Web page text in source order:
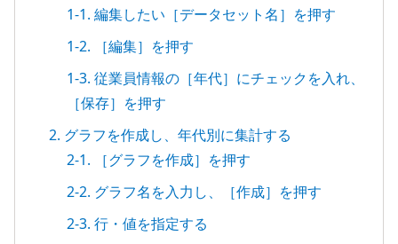
1-1. 編集したい［データセット名］を押す
1-2. ［編集］を押す
1-3. 従業員情報の［年代］にチェックを入れ、
［保存］を押す
2. グラフを作成し、年代別に集計する
2-1. ［グラフを作成］を押す
2-2. グラフ名を入力し、［作成］を押す
2-3. 行・値を指定する